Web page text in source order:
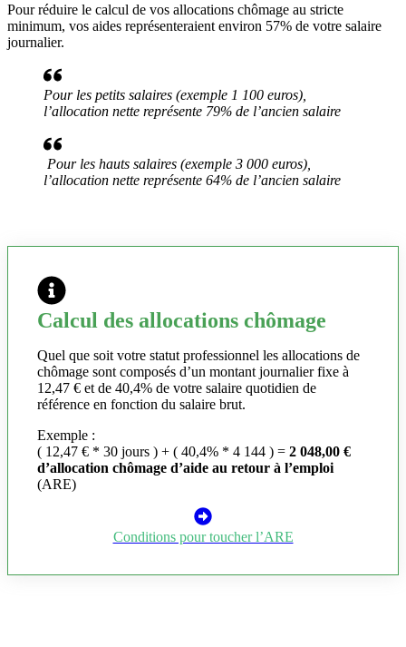
Pour réduire le calcul de vos allocations chômage au stricte
minimum, vos aides représenteraient environ 57% de votre salaire
journalier.
Pour les petits salaires (exemple 1 100 euros),
l’allocation nette représente 79% de l’ancien salaire
Pour les hauts salaires (exemple 3 000 euros),
l’allocation nette représente 64% de l’ancien salaire
Calcul des allocations chômage
Quel que soit votre statut professionnel les allocations de
chômage sont composés d’un montant journalier fixe à
12,47 € et de 40,4% de votre salaire quotidien de
référence en fonction du salaire brut.
Exemple :
( 12,47 € * 30 jours ) + ( 40,4% * 4 144 ) = 2 048,00 €
d’allocation chômage d’aide au retour à l’emploi
(ARE)
Conditions pour toucher l’ARE